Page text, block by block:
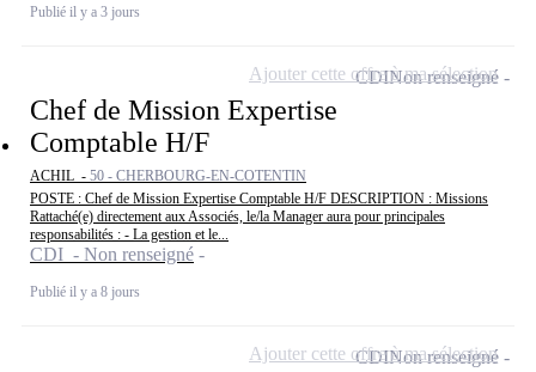
Publié il y a 3 jours
Chef de Mission Expertise
Comptable H/F
ACHIL - 50 - CHERBOURG-EN-COTENTIN
POSTE : Chef de Mission Expertise Comptable H/F DESCRIPTION : Missions
Rattaché(e) directement aux Associés, le/la Manager aura pour principales
responsabilités : - La gestion et le...
CDI - Non renseigné
Publié il y a 8 jours
CDINon renseigné
Ajouter cette offre à ma sélection
CDINon renseigné
Ajouter cette offre à ma sélection